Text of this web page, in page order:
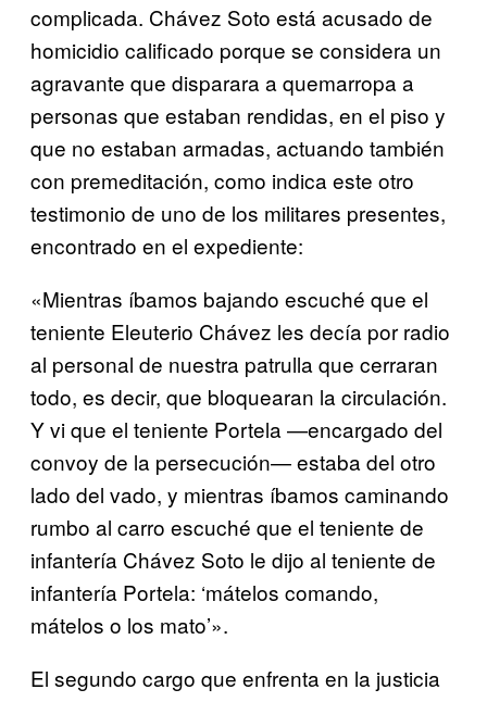
complicada. Chávez Soto está acusado de
homicidio calificado porque se considera un
agravante que disparara a quemarropa a
personas que estaban rendidas, en el piso y
que no estaban armadas, actuando también
con premeditación, como indica este otro
testimonio de uno de los militares presentes,
encontrado en el expediente:
«Mientras íbamos bajando escuché que el
teniente Eleuterio Chávez les decía por radio
al personal de nuestra patrulla que cerraran
todo, es decir, que bloquearan la circulación.
Y vi que el teniente Portela —encargado del
convoy de la persecución— estaba del otro
lado del vado, y mientras íbamos caminando
rumbo al carro escuché que el teniente de
infantería Chávez Soto le dijo al teniente de
infantería Portela: ‘mátelos comando,
mátelos o los mato’».
El segundo cargo que enfrenta en la justicia